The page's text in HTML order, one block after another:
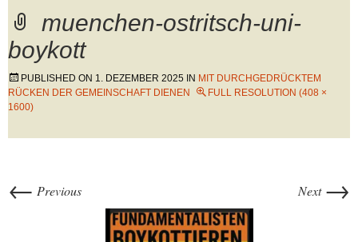
muenchen-ostritsch-uni-
boykott
PUBLISHED ON 1. DEZEMBER 2025 IN MIT DURCHGEDRÜCKTEM
RÜCKEN DER GEMEINSCHAFT DIENEN
FULL RESOLUTION (408 ×
1600)
← Previous Next →